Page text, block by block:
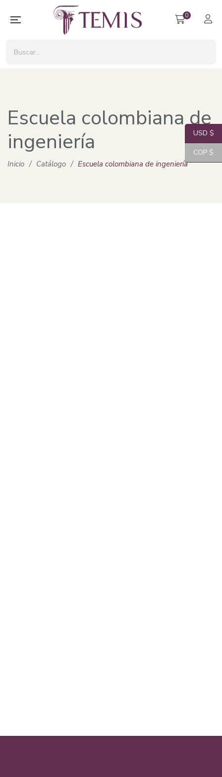
0
Escuela colombiana de
ingeniería
Inicio / Catálogo / Escuela colombiana de ingeniería
USD $
COP $